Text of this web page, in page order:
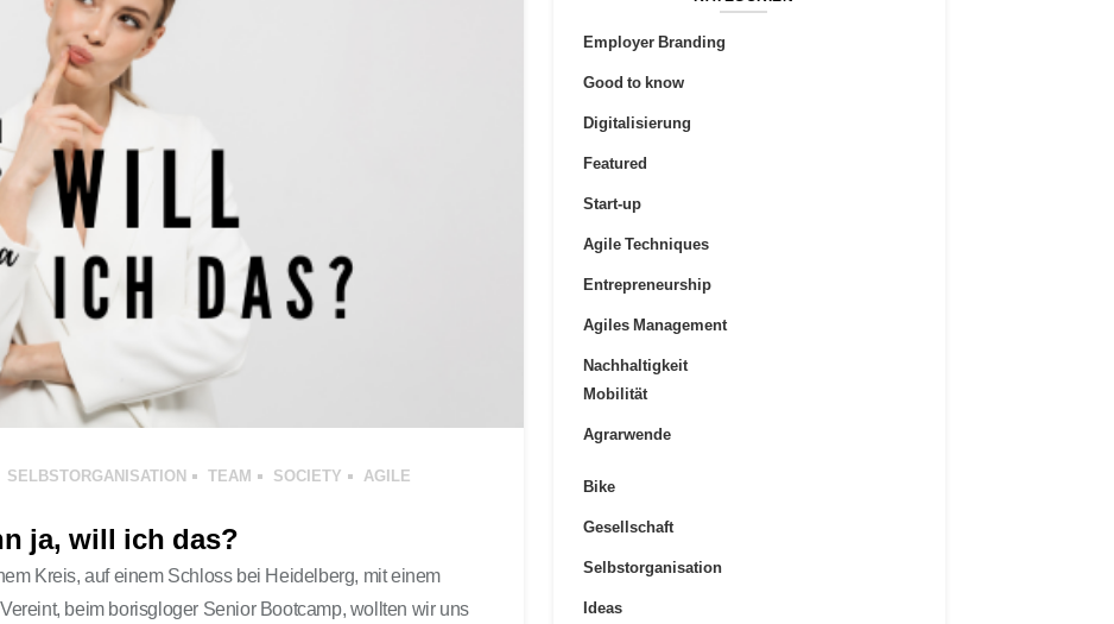
SELBSTORGANISATION TEAM SOCIETY
AGILE
ja, will ich das?
Kreis, auf einem Schloss bei Heidelberg, mit einem
beim borisgloger Senior Bootcamp, wollten wir uns
Employer Branding
Good to know
Digitalisierung
Featured
Start-up
Agile Techniques
Entrepreneurship
Agiles Management
Nachhaltigkeit
Mobilität
Agrarwende
Bike
Gesellschaft
Selbstorganisation
Ideas